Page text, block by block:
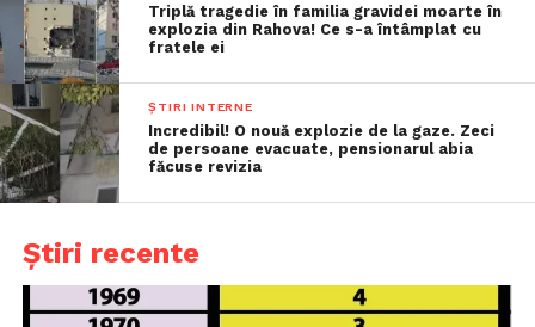
Triplă tragedie în familia gravidei moarte în
explozia din Rahova! Ce s-a întâmplat cu
fratele ei
ȘTIRI INTERNE
Incredibil! O nouă explozie de la gaze. Zeci
de persoane evacuate, pensionarul abia
făcuse revizia
Știri recente